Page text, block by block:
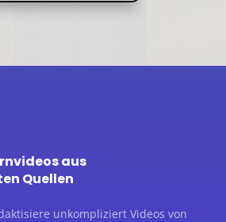
aus
Quellen
unkompliziert Videos von